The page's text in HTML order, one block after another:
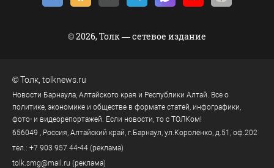
© 2026, Толк — сетевое издание
©Толк tolknews.ru
Новости Барнаула, Алтайского края и Республики Алтай. Все о
политике, экономике и обществе в формате статей, инфографики,
фото- и видеорепортажей. Если новости, то с ТОЛКом!
656049 , Россия, Алтайский край, г.Барнаул, ул.Короленко, д.51, оф.202
тел.: +7 903 957 44-44 (реклама)
tolk.smg@mail.ru (реклама)